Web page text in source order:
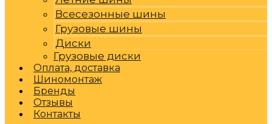
Всесезонные шины
Грузовые шины
Диски
Грузовые диски
Оплата, доставка
Шиномонтаж
Бренды
Отзывы
Контакты